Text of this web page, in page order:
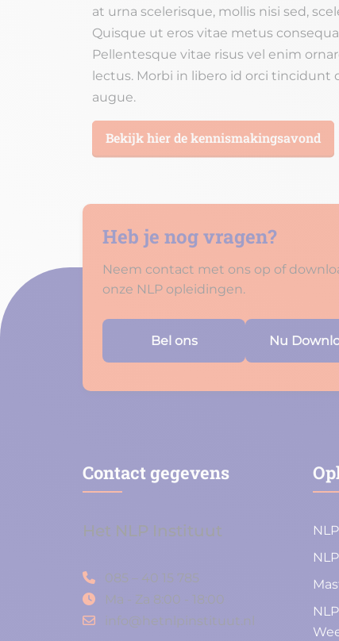
at urna scelerisque, mollis nisi sed,
Quisque ut eros vitae metus
Pellentesque vitae risus vel enim
lectus. Morbi in libero id orci tincidunt
augue.
Bekijk hier de kennismakingsavond
Heb je nog vragen?
Neem contact met ons op of
onze NLP opleidingen.
Bel ons Nu
Contact gegevens
Het NLP Instituut
085 – 40 15 785
Ma - Za 8:00 - 18:00
info@hetnlpinstituut.nl